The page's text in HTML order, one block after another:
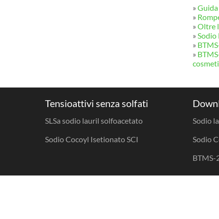
»
»
» Oltre
» Sodio
»
»
Tensioattivi senza solfati
SLSa sodio lauril solfoacetato
Sodio Cocoyl Isetionato SCI
Sodio
Sodio
BTMS-